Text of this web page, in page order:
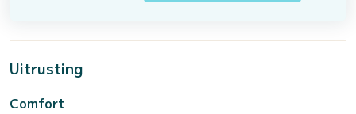
Uitrusting
Comfort